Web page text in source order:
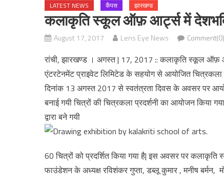
LATEST NEWS कैंपस झारखण्ड
कलाकृति स्कूल ऑफ़ आर्ट्स में
August 17, 2017 Lens Eye News Comment(0)
रांची, झारखण्ड । अगस्त | 17, 2017 :: कलाकृति स्कूल ऑफ़
एंटरटेनमेंट प्राइवेट लिमिटेड के सहयोग से आयोजित
दिनांक 13 अगस्त 2017 से स्वतंत्रता दिवस के अवसर पर
बनाई गयी चित्रों की चित्रकला प्रदर्शनी का आयोजन किया
द्वारा बने गयी
60 चित्रों को प्रदर्शित किया गया है| इस अवसर पर
फाउंडेशन के अध्यक्ष रविशंकर गुप्ता, डब्लू कुमार , मनीष